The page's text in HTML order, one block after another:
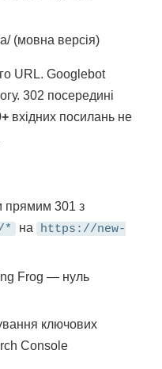
(мовна версія)
URL. Googlebot
302 посередині
вхідних посилань не
прямим 301 з
* на
https://new-
Frog — нуль
ключових
Console